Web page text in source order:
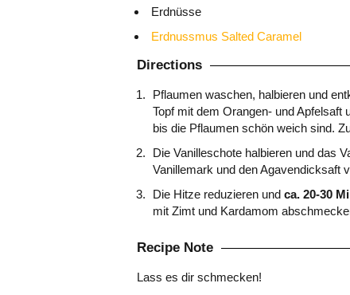
Erdnüsse
Erdnussmus Salted Caramel
Directions
Pflaumen waschen, halbieren und
Topf mit dem Orangen- und
bis die Pflaumen schön weich sind.
Die Vanilleschote halbieren und das
Vanillemark und den Agavendicksaft
Die Hitze reduzieren und ca. 20-30
mit Zimt und Kardamom
Recipe Note
Lass es dir schmecken!